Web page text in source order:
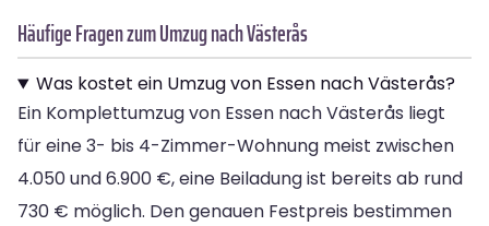
Häufige Fragen zum Umzug nach Västerås
Was kostet ein Umzug von Essen nach Västerås?
Ein Komplettumzug von Essen nach Västerås liegt
für eine 3- bis 4-Zimmer-Wohnung meist zwischen
4.050 und 6.900 €, eine Beiladung ist bereits ab rund
730 € möglich. Den genauen Festpreis bestimmen